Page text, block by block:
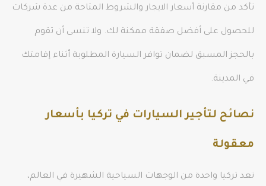
تأكد من مقارنة أسعار الايجار والشروط المتاحة من عدة شركات
للحصول على أفضل صفقة ممكنة لك. ولا تنسى أن تقوم
بالحجز المسبق لضمان توافر السيارة المطلوبة أثناء إقامتك
في المدينة.
نصائح لتأجير السيارات في تركيا بأسعار
معقولة
تعد تركيا واحدة من الوجهات السياحية الشهيرة في العالم،